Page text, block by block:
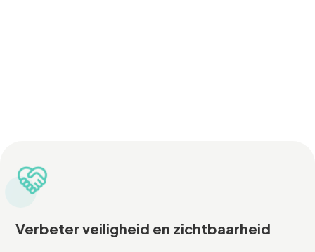
Verbeter veiligheid en zichtbaarheid